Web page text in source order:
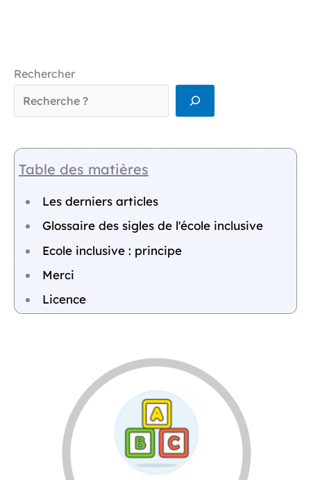
Rechercher
Table des matières
Les derniers articles
Glossaire des sigles de l'école inclusive
Ecole inclusive : principe
Merci
Licence